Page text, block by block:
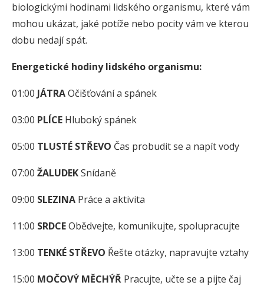
biologickými hodinami lidského organismu, které vám
mohou ukázat, jaké potíže nebo pocity vám ve kterou
dobu nedají spát.
Energetické hodiny lidského organismu:
01:00 JÁTRAOčišťování a spánek
03:00 PLÍCE Hluboký spánek
05:00 TLUSTÉ STŘEVO Čas probudit se a napít vody
07:00 ŽALUDEKSnídaně
09:00 SLEZINA Práce a aktivita
11:00 SRDCEObědvejte, komunikujte, spolupracujte
13:00 TENKÉ STŘEVO Řešte otázky, napravujte vztahy
15:00 MOČOVÝ MĚCHÝŘ Pracujte, učte se a pijte čaj